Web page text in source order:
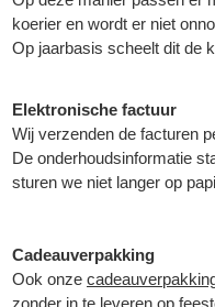
koerier en wordt er niet
Op jaarbasis scheelt dit de
Elektronische factuur
Wij verzenden de facturen
De onderhoudsinformatie
sturen we niet langer op
Cadeauverpakking
Ook onze